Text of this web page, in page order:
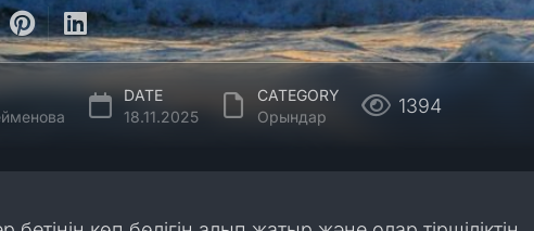
DATE
18.11.2025
CATEGORY
Орындар
1394